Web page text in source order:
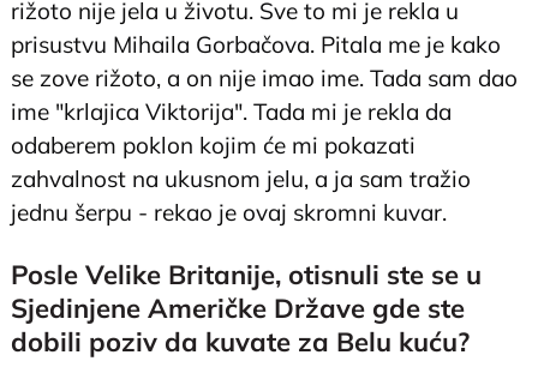
rižoto nije jela u životu. Sve to mi je rekla u
prisustvu Mihaila Gorbačova. Pitala me je kako
se zove rižoto, a on nije imao ime. Tada sam dao
ime "krlajica Viktorija". Tada mi je rekla da
odaberem poklon kojim će mi pokazati
zahvalnost na ukusnom jelu, a ja sam tražio
jednu šerpu - rekao je ovaj skromni kuvar.
Posle Velike Britanije, otisnuli ste se u
Sjedinjene Američke Države gde ste
dobili poziv da kuvate za Belu kuću?